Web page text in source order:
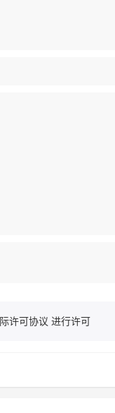
许可协议 进行许可